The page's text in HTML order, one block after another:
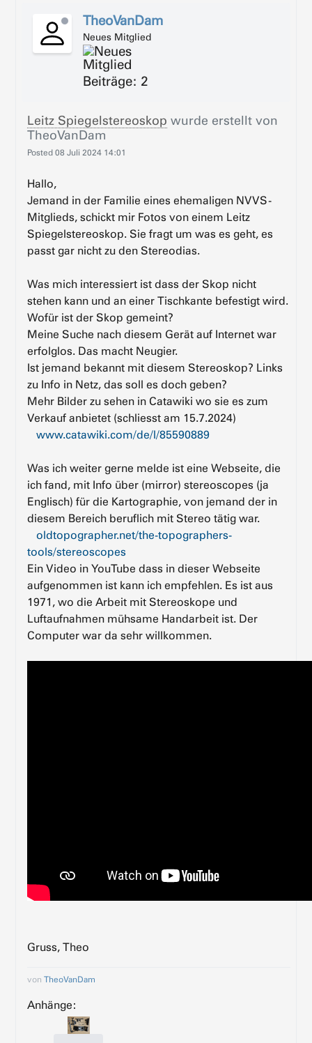
TheoVanDam
Neues Mitglied
Beiträge: 2
Leitz Spiegelstereoskop wurde erstellt von
TheoVanDam
Posted08 Juli 2024 14:01
Hallo,
Jemand in der Familie eines ehemaligen NVVS-
Mitglieds, schickt mir Fotos von einem Leitz
Spiegelstereoskop. Sie fragt um was es geht, es
passt gar nicht zu den Stereodias.
Was mich interessiert ist dass der Skop nicht
stehen kann und an einer Tischkante befestigt wird.
Wofür ist der Skop gemeint?
Meine Suche nach diesem Gerät auf Internet war
erfolglos. Das macht Neugier.
Ist jemand bekannt mit diesem Stereoskop? Links
zu Info in Netz, das soll es doch geben?
Mehr Bilder zu sehen in Catawiki wo sie es zum
Verkauf anbietet (schliesst am 15.7.2024)
www.catawiki.com/de/l/85590889
Was ich weiter gerne melde ist eine Webseite, die
ich fand, mit Info über (mirror) stereoscopes (ja
Englisch) für die Kartographie, von jemand der in
diesem Bereich beruflich mit Stereo tätig war.
oldtopographer.net/the-topographers-
tools/stereoscopes
Ein Video in YouTube dass in dieser Webseite
aufgenommen ist kann ich empfehlen. Es ist aus
1971, wo die Arbeit mit Stereoskope und
Luftaufnahmen mühsame Handarbeit ist. Der
Computer war da sehr willkommen.
Gruss, Theo
vonTheoVanDam
Anhänge: